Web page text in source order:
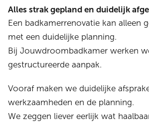
Alles strak gepland en duidelijk
Een badkamerrenovatie kan alleen
met een duidelijke planning.
Bij Jouwdroombadkamer werken
gestructureerde aanpak.
Vooraf maken we duidelijke
werkzaamheden en de planning.
We zeggen liever eerlijk wat